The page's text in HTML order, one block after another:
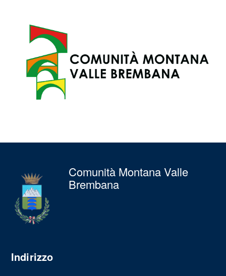
Comunità Montana Valle
Brembana
Indirizzo